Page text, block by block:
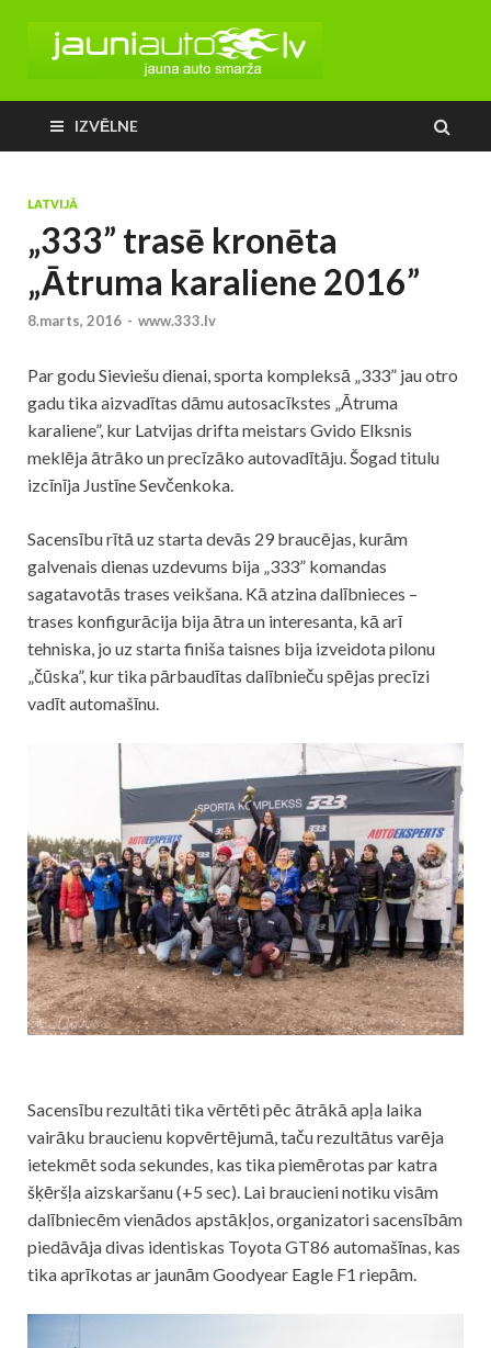
IZVĒLNE
LATVIJĀ
„333” trasē kronēta
„Ātruma karaliene 2016”
8.marts, 2016 - www.333.lv
Par godu Sieviešu dienai, sporta kompleksā „333” jau otro
gadu tika aizvadītas dāmu autosacīkstes „Ātruma
karaliene”, kur Latvijas drifta meistars Gvido Elksnis
meklēja ātrāko un precīzāko autovadītāju. Šogad titulu
izcīnīja Justīne Sevčenkoka.
Sacensību rītā uz starta devās 29 braucējas, kurām
galvenais dienas uzdevums bija „333” komandas
sagatavotās trases veikšana. Kā atzina dalībnieces –
trases konfigurācija bija ātra un interesanta, kā arī
tehniska, jo uz starta finiša taisnes bija izveidota pilonu
„čūska”, kur tika pārbaudītas dalībnieču spējas precīzi
vadīt automašīnu.
Sacensību rezultāti tika vērtēti pēc ātrākā apļa laika
vairāku braucienu kopvērtējumā, taču rezultātus varēja
ietekmēt soda sekundes, kas tika piemērotas par katra
šķēršļa aizskaršanu (+5 sec). Lai braucieni notiku visām
dalībniecēm vienādos apstākļos, organizatori sacensībām
piedāvāja divas identiskas Toyota GT86 automašīnas, kas
tika aprīkotas ar jaunām Goodyear Eagle F1 riepām.